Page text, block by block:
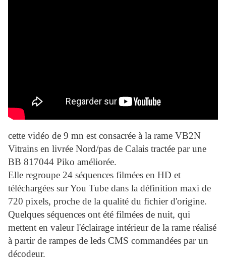
cette vidéo de 9 mn est consacrée à la rame VB2N
Vitrains en livrée Nord/pas de Calais tractée par une
BB 817044 Piko améliorée.
Elle regroupe 24 séquences filmées en HD et
téléchargées sur You Tube dans la définition maxi de
720 pixels, proche de la qualité du fichier d'origine.
Quelques séquences ont été filmées de nuit, qui
mettent en valeur l'éclairage intérieur de la rame réalisé
à partir de rampes de leds CMS commandées par un
décodeur.